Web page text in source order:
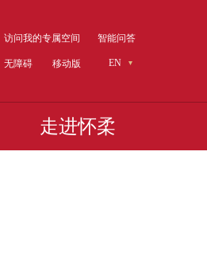
访问我的专属空间 智能问答
无障碍 移动版 EN
走进怀柔